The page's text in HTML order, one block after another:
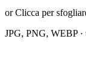
or Clicca per
JPG, PNG, WEBP·